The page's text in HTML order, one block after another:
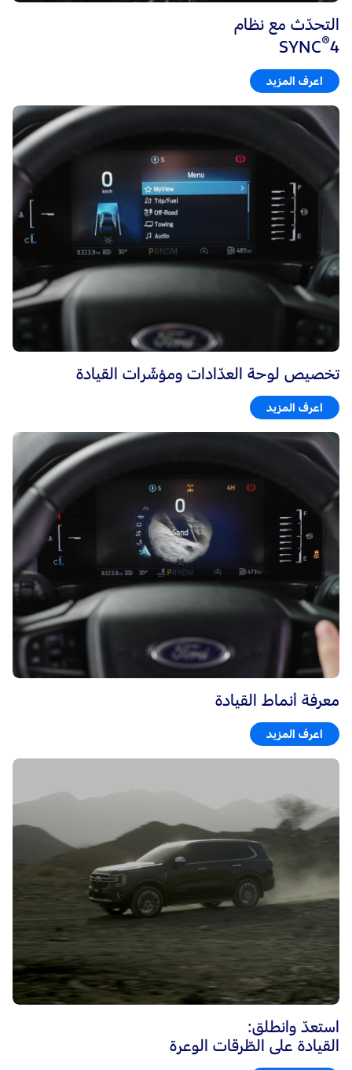
التحدّث مع نظام
SYNC®4
اعرف المزيد
تخصيص لوحة العدّادات ومؤشّرات القيادة
اعرف المزيد
معرفة أنماط القيادة
اعرف المزيد
استعدّ وانطلق:
القيادة على الطّرقات الوعرة